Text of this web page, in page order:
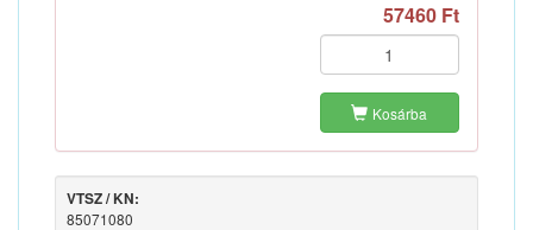
57460 Ft
Kosárba
VTSZ / KN:
85071080